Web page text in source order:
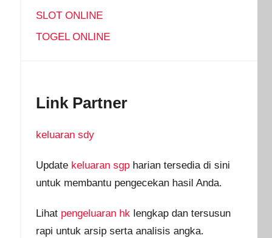
SLOT ONLINE
TOGEL ONLINE
Link Partner
keluaran sdy
Update keluaran sgpharian tersedia di sini
untuk membantu pengecekan hasil Anda.
Lihat pengeluaran hklengkap dan tersusun
rapi untuk arsip serta analisis angka.